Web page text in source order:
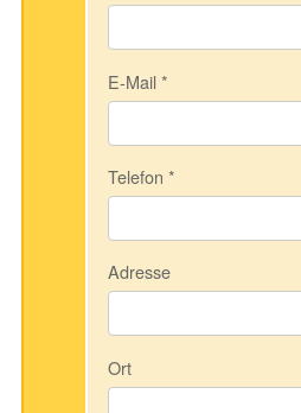
E-Mail*
Telefon *
Adresse
Ort